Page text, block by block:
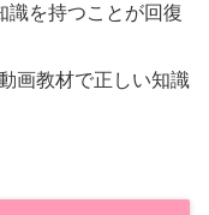
識を持つことが回復
画教材で正しい知識